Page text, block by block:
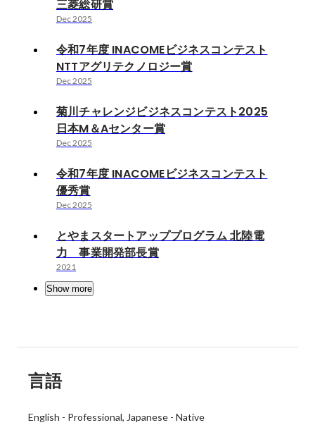
三菱総研賞
Dec 2025
令和7年度 INACOMEビジネスコンテスト
NTTアグリテクノロジー賞
Dec 2025
菊川チャレンジビジネスコンテスト2025
日本M＆Aセンター賞
Dec 2025
令和7年度 INACOMEビジネスコンテスト
優秀賞
Dec 2025
とやまスタートアッププログラム 北陸電
力 事業開発部長賞
2021
Show more
言語
English - Professional Japanese - Native